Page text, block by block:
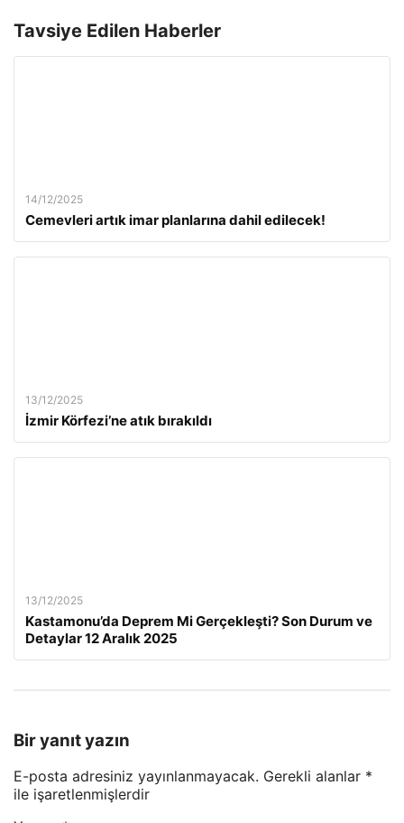
Tavsiye Edilen Haberler
14/12/2025
Cemevleri artık imar planlarına dahil edilecek!
13/12/2025
İzmir Körfezi’ne atık bırakıldı
13/12/2025
Kastamonu’da Deprem Mi Gerçekleşti? Son Durum ve
Detaylar 12 Aralık 2025
Bir yanıt yazın
E-posta adresiniz yayınlanmayacak. Gerekli alanlar *
ile işaretlenmişlerdir